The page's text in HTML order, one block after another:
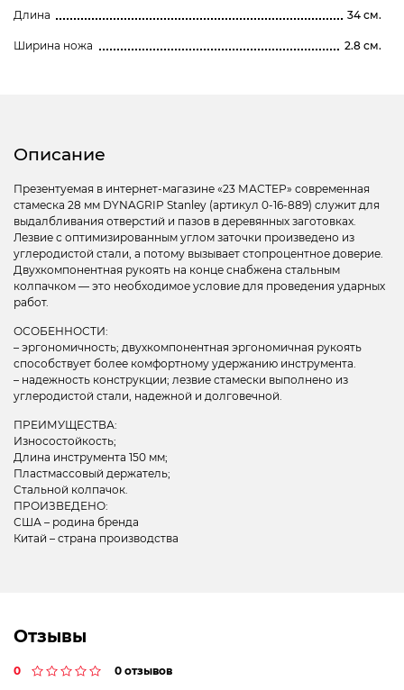
Длина 34 см.
Ширина ножа 2.8 см.
Описание
Презентуемая в интернет-магазине «23 МАСТЕР» современная
стамеска 28 мм DYNAGRIP Stanley (артикул 0-16-889) служит для
выдалбливания отверстий и пазов в деревянных заготовках.
Лезвие с оптимизированным углом заточки произведено из
углеродистой стали, а потому вызывает стопроцентное доверие.
Двухкомпонентная рукоять на конце снабжена стальным
колпачком — это необходимое условие для проведения ударных
работ.
ОСОБЕННОСТИ:
– эргономичность; двухкомпонентная эргономичная рукоять
способствует более комфортному удержанию инструмента.
– надежность конструкции; лезвие стамески выполнено из
углеродистой стали, надежной и долговечной.
ПРЕИМУЩЕСТВА:
Износостойкость;
Длина инструмента 150 мм;
Пластмассовый держатель;
Стальной колпачок.
ПРОИЗВЕДЕНО:
США – родина бренда
Китай – страна производства
Отзывы
0 0 отзывов